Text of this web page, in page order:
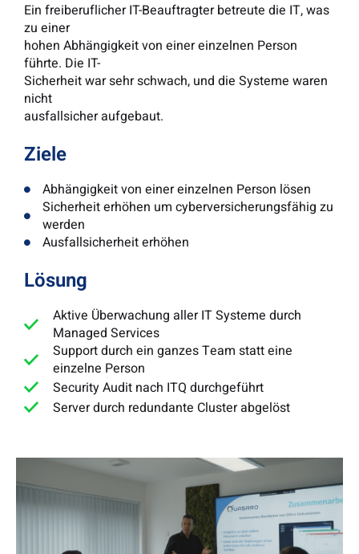
Ein freiberuflicher IT-Beauftragter betreute die IT, was
zu einer
hohen Abhängigkeit von einer einzelnen Person
führte. Die IT-
Sicherheit war sehr schwach, und die Systeme waren
nicht
ausfallsicher aufgebaut.
Ziele
Abhängigkeit von einer einzelnen Person lösen
Sicherheit erhöhen um cyberversicherungsfähig zu
werden
Ausfallsicherheit erhöhen
Lösung
Aktive Überwachung aller IT Systeme durch
Managed Services
Support durch ein ganzes Team statt eine
einzelne Person
Security Audit nach ITQ durchgeführt
Server durch redundante Cluster abgelöst